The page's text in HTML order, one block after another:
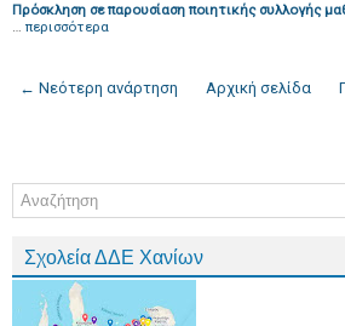
Πρόσκληση σε παρουσίαση ποιητικής συλλογής
… περισσότερα
← Νεότερη ανάρτηση Αρχική σελίδα
Σχολεία ΔΔΕ Χανίων